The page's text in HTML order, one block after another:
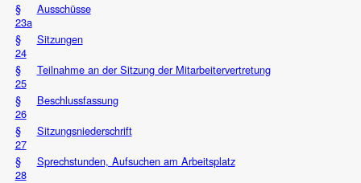
§
23a
Ausschüsse
§
24
Sitzungen
§
25
Teilnahme an der Sitzung der Mitarbeitervertretung
§
26
Beschlussfassung
§
27
Sitzungsniederschrift
§
28
Sprechstunden, Aufsuchen am Arbeitsplatz